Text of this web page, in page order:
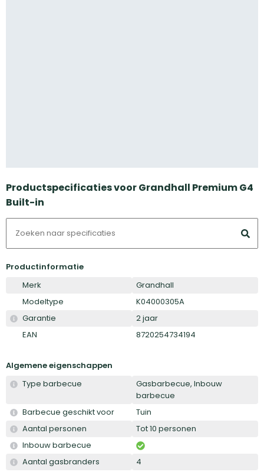
Productspecificaties voor Grandhall Premium G4
Built-in
Productinformatie
Merk
Grandhall
Modeltype
K04000305A
Garantie
2 jaar
EAN
8720254734194
Algemene eigenschappen
Type barbecue
Gasbarbecue, Inbouw
barbecue
Barbecue geschikt voor
Tuin
Aantal personen
Tot 10 personen
Inbouw barbecue
Aantal gasbranders
4